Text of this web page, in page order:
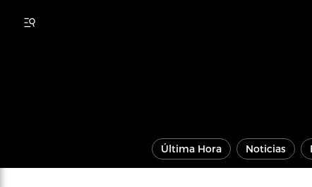
Última Hora Noticias